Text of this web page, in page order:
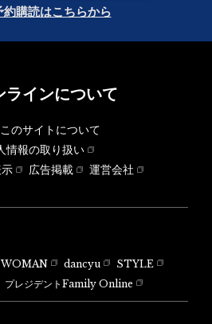
約購読はこちらから
ラインについて
このサイトについて
情報の取り扱い
広告掲載
運営会社
WOMAN dancyu
STYLE
プレジデントFamily Online